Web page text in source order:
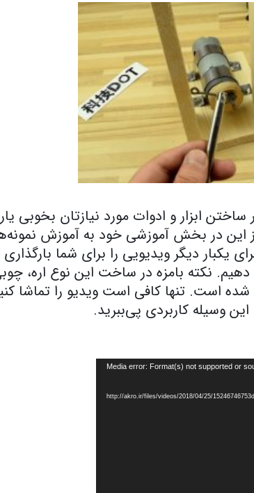
ابزار و ادوات مورد نیازتان بخوبی
این در بخش آموزشی خود به آموزش
یکبار دیگر ویدیویی را برای شما بارگذاری
نکته بامزه در ساخت این نوع اره،
است. تنها کافی است ویدیو را تماشا
وسیله کاربردی پی‌ببرید.
Media error: Format(s) not supported or